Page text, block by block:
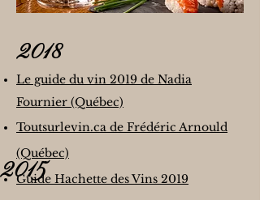
2018
Le guide du vin 2019 de Nadia
Fournier (Québec)
Toutsurlevin.ca de Frédéric Arnould
(Québec)
Guide Hachette des Vins 2019
2015